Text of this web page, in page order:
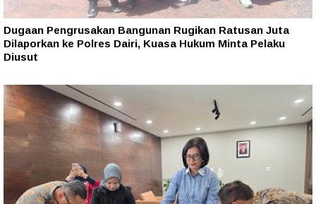
Dugaan Pengrusakan Bangunan Rugikan Ratusan Juta
Dilaporkan ke Polres Dairi, Kuasa Hukum Minta Pelaku
Diusut